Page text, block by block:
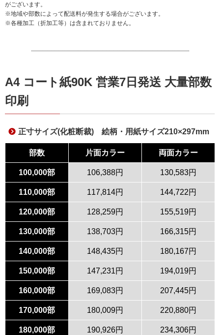
がございます。
※地域や部数によって配送料が発生する場合がございます。
※各種加工（折加工等）は含まれておりません。
A4 コート紙90K 営業7日発送 大量部数
印刷
正寸サイズ(化粧断裁) 絵柄・用紙サイズ210×297mm
部数 片面カラー 両面カラー
100,000部 106,388円 130,583円
110,000部 117,814円 144,722円
120,000部 128,259円 155,519円
130,000部 138,703円 166,315円
140,000部 148,435円 180,167円
150,000部 147,231円 194,019円
160,000部 169,083円 207,445円
170,000部 180,009円 220,880円
180,000部 190,926円 234,306円